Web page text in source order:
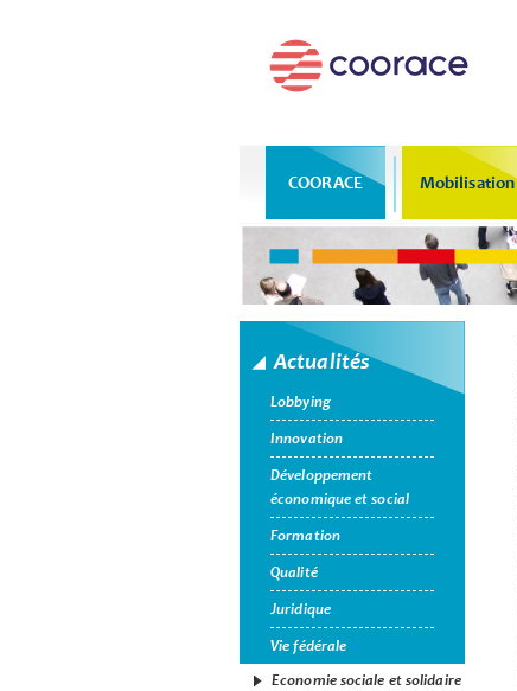
COORACE Mobilisation
Actualités
Lobbying
Innovation
Développement
économique et social
Formation
Qualité
Juridique
Vie fédérale
Economie sociale et solidaire